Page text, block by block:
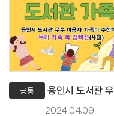
공통 용인시 도서관 우리 가족 북 컬렉션(4월) 📖
2024.04.09